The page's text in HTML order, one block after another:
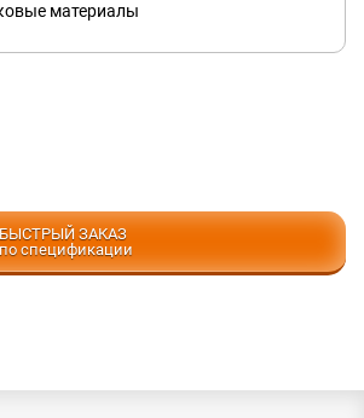
материалы
БЫСТРЫЙ ЗАКАЗ
по спецификации